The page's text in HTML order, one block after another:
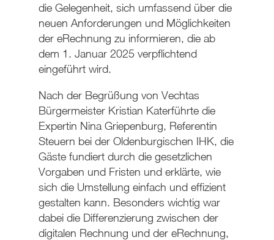
die Gelegenheit, sich umfassend über die
neuen Anforderungen und Möglichkeiten
der eRechnung zu informieren, die ab
dem 1. Januar 2025 verpflichtend
eingeführt wird.
Nach der Begrüßung von Vechtas
Bürgermeister Kristian Katerführte die
Expertin Nina Griepenburg, Referentin
Steuern bei der Oldenburgischen IHK, die
Gäste fundiert durch die gesetzlichen
Vorgaben und Fristen und erklärte, wie
sich die Umstellung einfach und effizient
gestalten kann. Besonders wichtig war
dabei die Differenzierung zwischen der
digitalen Rechnung und der eRechnung,